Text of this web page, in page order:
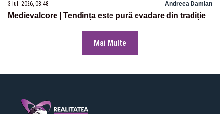
3 iul. 2026, 08:48 Andreea Damian
Medievalcore | Tendința este pură evadare din tradiție
Mai Multe